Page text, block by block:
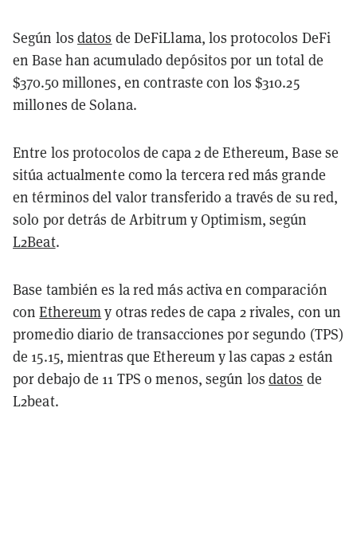
Según los datos de DeFiLlama, los protocolos DeFi
en Base han acumulado depósitos por un total de
$370.50 millones, en contraste con los $310.25
millones de Solana.
Entre los protocolos de capa 2 de Ethereum, Base se
sitúa actualmente como la tercera red más grande
en términos del valor transferido a través de su red,
solo por detrás de Arbitrum y Optimism, según
L2Beat.
Base también es la red más activa en comparación
conEthereumy otras redes de capa 2 rivales, con un
promedio diario de transacciones por segundo (TPS)
de 15.15, mientras que Ethereum y las capas 2 están
por debajo de 11 TPS o menos, según losdatos de
L2beat.